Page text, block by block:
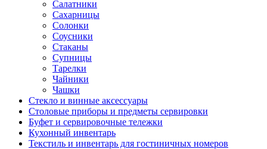
Салатники
Сахарницы
Солонки
Соусники
Стаканы
Супницы
Тарелки
Чайники
Чашки
Стекло и винные аксессуары
Столовые приборы и предметы сервировки
Буфет и сервировочные тележки
Кухонный инвентарь
Текстиль и инвентарь для гостиничных номеров